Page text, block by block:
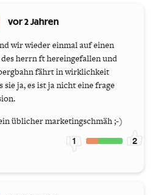
vor 2 Jahren
wir wieder einmal auf einen
herrn ft hereingefallen und
fährt in wirklichkeit
sie ja, es ist ja nicht eine frage
üblicher marketingschmäh ;-)
1 2